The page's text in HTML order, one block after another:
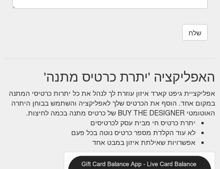
האפליקציה 'יתרת כרטיס מתנה'
אפליקציית גיפט קארד איזון עוזרת לך לנהל את כל יתרות כרטיסי המתנה
במקום אחד. הוסף את הכרטיס שלך לאפליקציה והשתמש בבוחן היתרה
האוטומטי BUY THE DESIGNER של כרטיס מתנה בכמה לחיצות.
יתרת כרטיס חי מבית עסק לכרטיסים
לא עוד הקלדת מספר כרטיס נוטה בכל פעם
אפשרויות שאילתת איזון במבט אחד